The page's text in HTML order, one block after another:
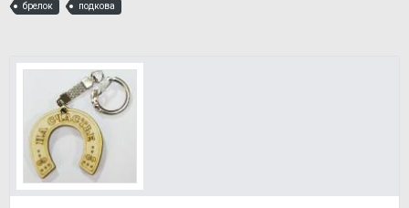
брелок подкова